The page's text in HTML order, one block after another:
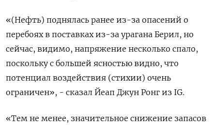
«(Нефть) поднялась ранее из-за опасений о
перебоях в поставках из-за урагана Берил, но
сейчас, видимо, напряжение несколько спало,
поскольку с большей ясностью видно, что
потенциал воздействия (стихии) очень
ограничен», - сказал Йеап Джун Ронг из IG.
«Тем не менее, значительное снижение запасов